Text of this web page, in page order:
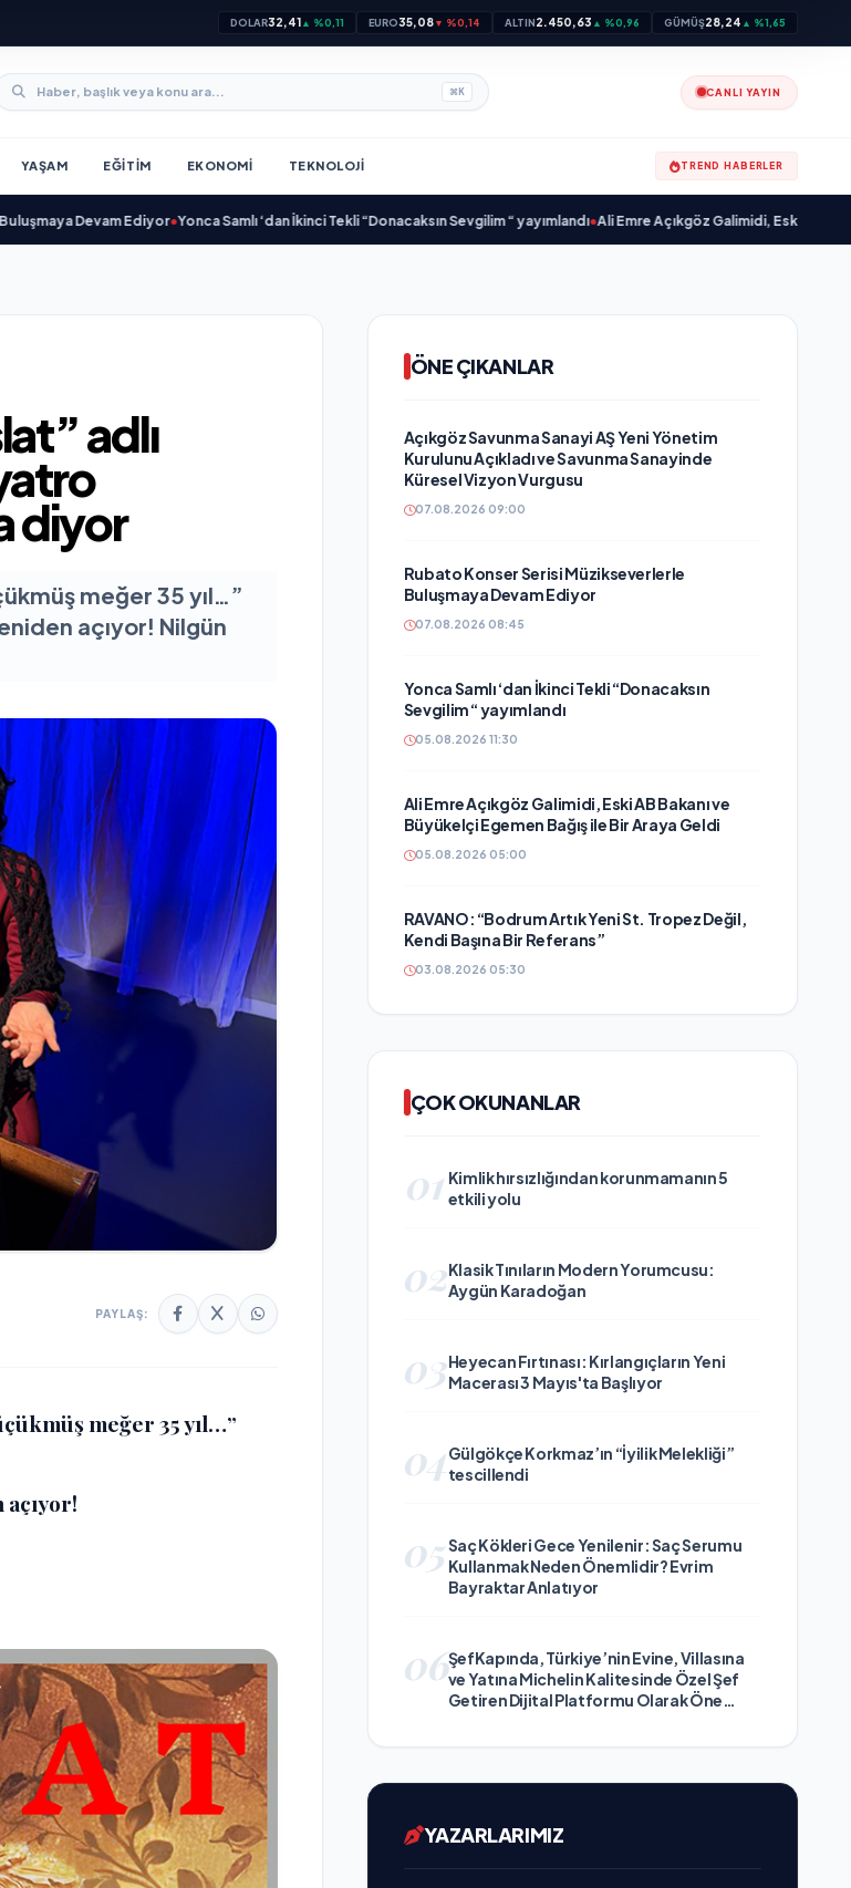
DOLAR32,41▲ %0,11 EURO35,08▼ %0,14 ALTIN2.450,63 ▲ %0,96 GÜMÜŞ28,24 ▲ %1,65
⌘K CANLI YAYIN
YAŞAM EĞITIM EKONOMI TEKNOLOJI TREND HABERLER
Ediyor•Yonca Samlı ‘dan İkinci Tekli “Donacaksın Sevgilim “ yayımlandı•Ali Emre Açıkgöz Galimidi, Eski AB Bakanı ve
adlı
diyor
meğer 35 yıl…”
açıyor! Nilgün
PAYLAŞ:
meğer 35 yıl…”
ÖNE ÇIKANLAR
Açıkgöz Savunma Sanayi AŞ Yeni Yönetim
Kurulunu Açıkladı ve Savunma Sanayinde
Küresel Vizyon Vurgusu
07.08.2026 09:00
Rubato Konser Serisi Müzikseverlerle
Buluşmaya Devam Ediyor
07.08.2026 08:45
Yonca Samlı ‘dan İkinci Tekli “Donacaksın
Sevgilim “ yayımlandı
05.08.2026 11:30
Ali Emre Açıkgöz Galimidi, Eski AB Bakanı ve
Büyükelçi Egemen Bağış ile Bir Araya Geldi
05.08.2026 05:00
RAVANO: “Bodrum Artık Yeni St. Tropez Değil,
Kendi Başına Bir Referans”
03.08.2026 05:30
ÇOK OKUNANLAR
01 Kimlik hırsızlığından korunmamanın 5
etkili yolu
02Klasik Tınıların Modern Yorumcusu:
Aygün Karadoğan
03Heyecan Fırtınası: Kırlangıçların Yeni
Macerası 3 Mayıs'ta Başlıyor
04Gülgökçe Korkmaz’ın “İyilik Melekliği”
tescillendi
05Saç Kökleri Gece Yenilenir: Saç Serumu
Kullanmak Neden Önemlidir? Evrim
Bayraktar Anlatıyor
06ŞefKapında, Türkiye’nin Evine, Villasına
ve Yatına Michelin Kalitesinde Özel Şef
Getiren Dijital Platformu Olarak Öne
YAZARLARIMIZ